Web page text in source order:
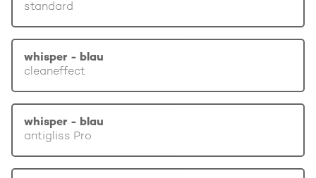
standard
whisper - blau
cleaneffect
whisper - blau
antigliss Pro